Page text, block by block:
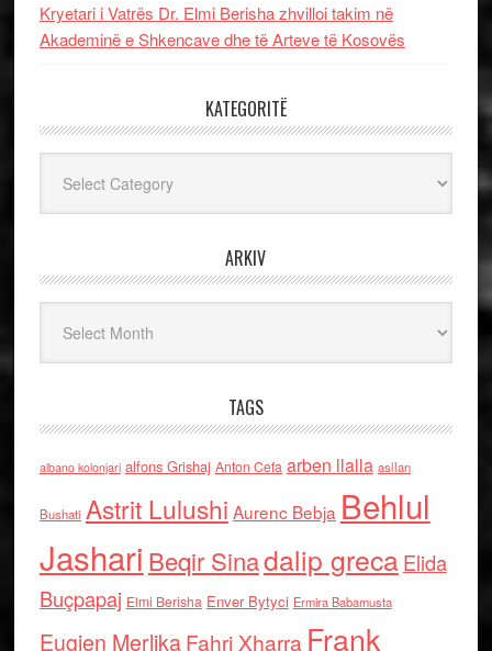
Kryetari i Vatrës Dr. Elmi Berisha zhvilloi takim në
Akademinë e Shkencave dhe të Arteve të Kosovës
KATEGORITË
ARKIV
TAGS
albano kolonjari alfons Grishaj Anton Cefa arben llalla asllan
Bushati Astrit Lulushi Aurenc Bebja Behlul
Jashari Beqir Sinadalip grecaElida
Buçpapaj Elmi Berisha Enver Bytyci Ermira Babamusta
Eugjen MerlikaFahri Xharra Frank